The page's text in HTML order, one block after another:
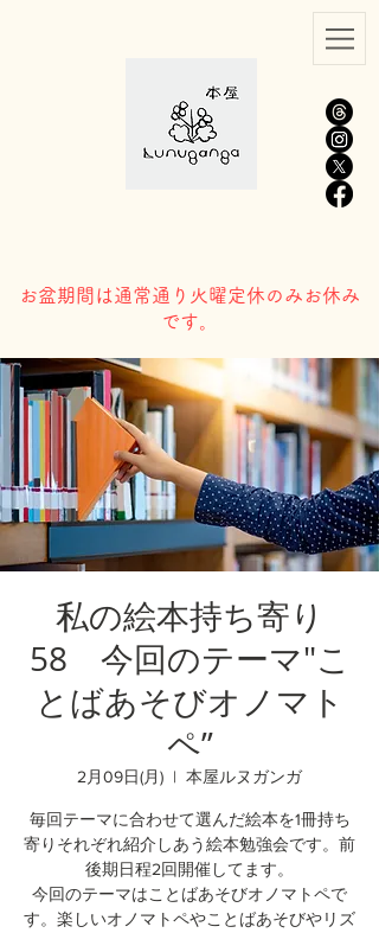
​お盆期間は通常通り火曜定休のみお休み
です。
私の絵本持ち寄り
58 今回のテーマ"こ
とばあそびオノマト
ペ”
2月09日(月)
  |
本屋ルヌガンガ
毎回テーマに合わせて選んだ絵本を1冊持ち
寄りそれぞれ紹介しあう絵本勉強会です。前
後期日程2回開催してます。
今回のテーマはことばあそびオノマトペで
す。楽しいオノマトペやことばあそびやリズ